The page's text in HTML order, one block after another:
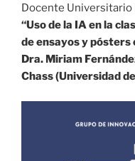
Docente Universitario
“Uso de la IA en la
de ensayos y pósters
Dra. Miriam
Chass (Universidad